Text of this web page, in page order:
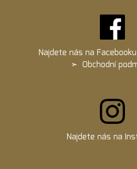
Najdete nás na Facebooku
➣ Obchodní
Najdete nás na